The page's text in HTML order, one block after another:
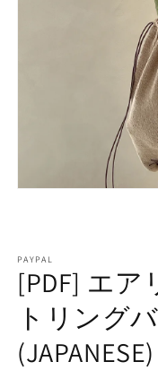
PAYPAL
[PDF] エ
トリング
(JAPANESE)